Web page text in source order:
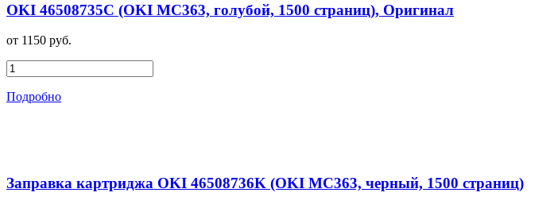
OKI 46508735C (OKI MC363, голубой, 1500 страниц), Оригинал
от 1150 руб.
Подробно
Заправка картриджа OKI 46508736K (OKI MC363, черный, 1500 страниц)